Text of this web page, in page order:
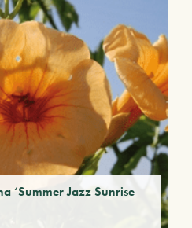
‘Summer Jazz Sunrise